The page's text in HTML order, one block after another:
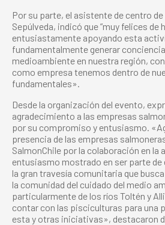
Por su parte, el asistente de centro
Sepúlveda, indicó que ”muy felices de
entusiastamente apoyando esta
fundamentalmente generar
medioambiente en nuestra región,
como empresa tenemos dentro de
fundamentales».
Desde la organización del evento,
agradecimiento a las empresas
por su compromiso y entusiasmo.
presencia de las empresas
SalmonChile por la colaboración en la
entusiasmo mostrado en ser parte
la gran travesía comunitaria que
la comunidad del cuidado del medio
particularmente de los ríos Toltén y
contar con las pisciculturas para una
esta y otras iniciativas», destacaron